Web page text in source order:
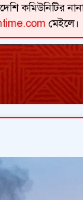
কমিউনিটির
মেইলে।